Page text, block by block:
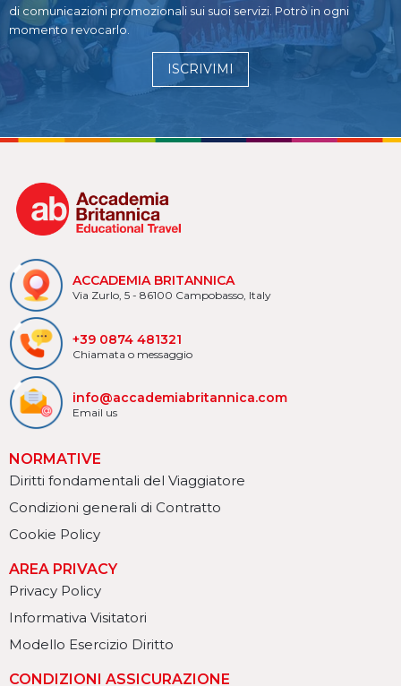
di comunicazioni promozionali sui suoi servizi. Potrò in ogni
momento revocarlo.
ISCRIVIMI
ACCADEMIA BRITANNICA
Via Zurlo, 5 - 86100 Campobasso, Italy
+39 0874 481321
Chiamata o messaggio
info@accademiabritannica.com
Email us
NORMATIVE
Diritti fondamentali del Viaggiatore
Condizioni generali di Contratto
Cookie Policy
AREA PRIVACY
Privacy Policy
Informativa Visitatori
Modello Esercizio Diritto
CONDIZIONI ASSICURAZIONE